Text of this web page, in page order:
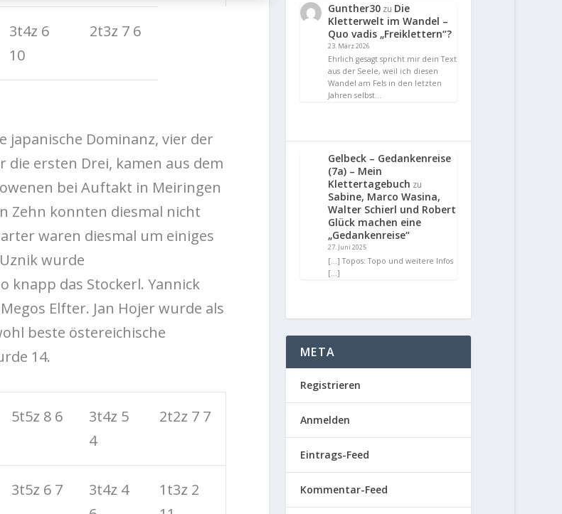
3t4z 6
10
2t3z 7 6
japanische Dominanz, vier der
ersten Drei, kamen aus dem
bei Auftakt in Meiringen
Zehn konnten diesmal nicht
waren diesmal um einiges
wurde
knapp das Stockerl. Yannick
Elfter. Jan Hojer wurde als
beste östereichische
14.
5t5z 8 6
3t4z 5
4
2t2z 7 7
3t5z 6 7
3t4z 4
1t3z 2
Gunther30 zu Die
Kletterwelt im Wandel –
Quo vadis „Freiklettern“?
23. März 2026
Ehrlich gesagt spricht mir dein Text
aus der Seele, weil ich diesen
Wandel am Fels in den letzten
Jahren selbst…
Gelbeck – Gedankenreise
(7a) – Mein
Klettertagebuch zu
Sabine, Marco Wasina,
Walter Schierl und Robert
Glück machen eine
„Gedankenreise“
27. Juni 2025
[…] Topos: Topo und weitere Infos
[…]
META
Registrieren
Anmelden
Eintrags-Feed
Kommentar-Feed